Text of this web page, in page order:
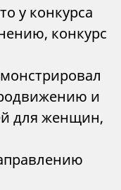
у конкурса
конкурс
и
для женщин,